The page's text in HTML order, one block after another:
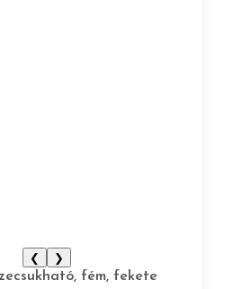
❮
❯
fém, fekete